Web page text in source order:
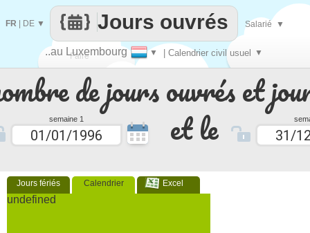
de jours ouvrés et
semaine 1 et le
Jours fériés Calendrier Excel
undefined
Faire
que
..au Luxembourg ▼ | Calendrier civil usuel ▼
Jours ouvrés
FR DE ▼ Salarié ▼